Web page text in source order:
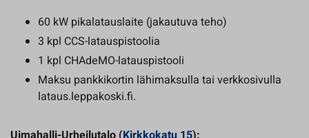
60 kW pikalatauslaite (jakautuva teho)
3 kpl CCS-latauspistoolia
1 kpl CHAdeMO-latauspistooli
Maksu pankkikortin lähimaksulla tai verkkosivulla
lataus.leppakoski.fi.